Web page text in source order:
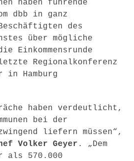
haben führende
dbb in ganz
des
über mögliche
Einkommensrunde
Regionalkonferenz
in Hamburg
haben verdeutlicht,
bei der
zwingend liefern müssen“,
Volker Geyer . „Dem
als 570.000